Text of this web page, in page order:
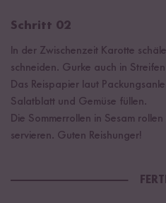
Schritt 02
In der Zwischenzeit Karotte
schneiden. Gurke auch in
Das Reispapier laut
Salatblatt und Gemüse füllen.
Die Sommerrollen in Sesam
servieren. Guten Reishunger!